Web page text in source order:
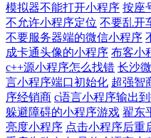
模拟器不能打开小程序 按座
不允许小程序定位 不要乱开
不要服务器端的微信小程序
成卡通头像的小程序 布客小
c++源小程序怎么找错 长沙
言小程序端口初始化 超强智
序经销商 c语言小程序输出
躲避障碍的小程序游戏 翟东
亮度小程序 点击小程序后重